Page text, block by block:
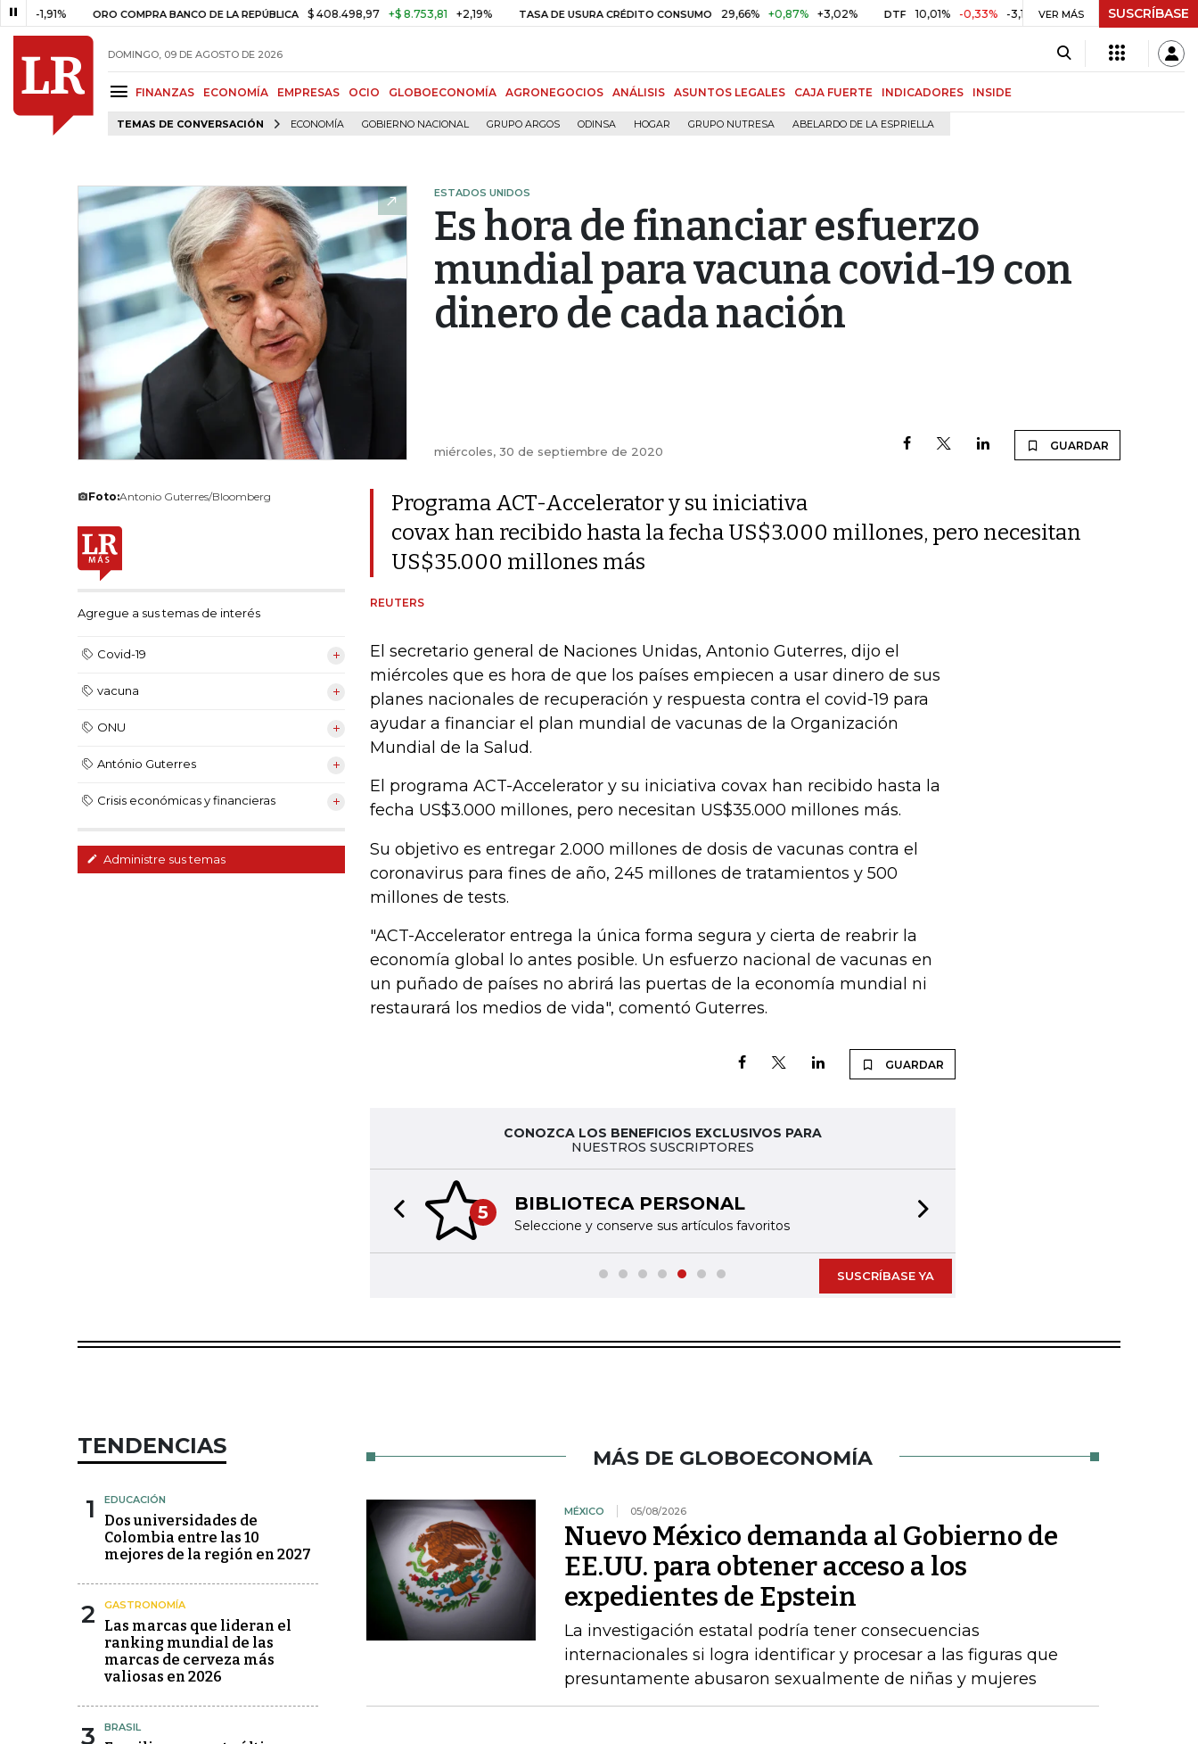
ORO COMPRA BANCO DE LA REPÚBLICA $ 408.498,97 +$ 8.753,81 +2,19% TASA DE USURA CRÉDITO CONSUMO 29,66% +0,87% +3,02% DTF 10,01% -0,33% -3,19% UVR $ 417,07 +$ 0,05 +0,01%
VER MÁS SUSCRÍBASE
DOMINGO, 09 DE AGOSTO DE 2026
FINANZAS ECONOMÍA EMPRESAS OCIO GLOBOECONOMÍA AGRONEGOCIOS ANÁLISIS ASUNTOS LEGALES CAJA FUERTE INDICADORES INSIDE
TEMAS DE CONVERSACIÓN ECONOMÍA GOBIERNO NACIONAL GRUPO ARGOS ODINSA HOGAR GRUPO NUTRESA ABELARDO DE LA ESPRIELLA
ESTADOS UNIDOS
Es hora de financiar esfuerzo
mundial para vacuna covid-19 con
dinero de cada nación
miércoles, 30 de septiembre de 2020 GUARDAR
Foto:Antonio Guterres/Bloomberg
Agregue a sus temas de interés
Covid-19
vacuna
ONU
António Guterres
Crisis económicas y financieras
Administre sus temas
Programa ACT-Accelerator y su iniciativa
covax han recibido hasta la fecha US$3.000 millones, pero necesitan
US$35.000 millones más
REUTERS
El secretario general de Naciones Unidas, Antonio Guterres, dijo el
miércoles que es hora de que los países empiecen a usar dinero de sus
planes nacionales de recuperación y respuesta contra el covid-19 para
ayudar a financiar el plan mundial de vacunas de la Organización
Mundial de la Salud.
El programa ACT-Accelerator y su iniciativa covax han recibido hasta la
fecha US$3.000 millones, pero necesitan US$35.000 millones más.
Su objetivo es entregar 2.000 millones de dosis de vacunas contra el
coronavirus para fines de año, 245 millones de tratamientos y 500
millones de tests.
"ACT-Accelerator entrega la única forma segura y cierta de reabrir la
economía global lo antes posible. Un esfuerzo nacional de vacunas en
un puñado de países no abrirá las puertas de la economía mundial ni
restaurará los medios de vida", comentó Guterres.
GUARDAR
CONOZCA LOS BENEFICIOS EXCLUSIVOS PARA
NUESTROS SUSCRIPTORES
5 BIBLIOTECA PERSONAL
Seleccione y conserve sus artículos favoritos
Previous slide
SUSCRÍBASE YA
TENDENCIAS
1 EDUCACIÓN
Dos universidades de
Colombia entre las 10
mejores de la región en 2027
2 GASTRONOMÍA
Las marcas que lideran el
ranking mundial de las
marcas de cerveza más
valiosas en 2026
3 BRASIL
MÁS DE GLOBOECONOMÍA
MÉXICO 05/08/2026
Nuevo México demanda al Gobierno de
EE.UU. para obtener acceso a los
expedientes de Epstein
La investigación estatal podría tener consecuencias
internacionales si logra identificar y procesar a las figuras que
presuntamente abusaron sexualmente de niñas y mujeres